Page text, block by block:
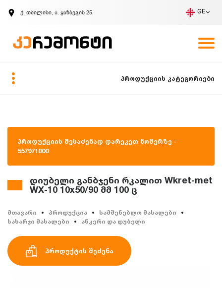
ქ. თბილისი, ა. ყაზბეგის 25 GE
ზარის მოთხოვნა
პროდუქციის კატეგორიები
პროდუქციის შესაძენად დარეკეთ ნომერზე -
557971000
დიუბელი განბჯენი რკალით Wkret-met
WX-10 10x50/90 მმ 100 ც
მთავარი პროდუქცია
სამშენებლო მასალები
სახარჯი მასალები
ანკერი და დუბელი
პროდუქტის შეძენა